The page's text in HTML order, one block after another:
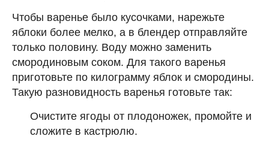
Чтобы варенье было кусочками, нарежьте
яблоки более мелко, а в блендер отправляйте
только половину. Воду можно заменить
смородиновым соком. Для такого варенья
приготовьте по килограмму яблок и смородины.
Такую разновидность варенья готовьте так:
Очистите ягоды от плодоножек, промойте и
сложите в кастрюлю.